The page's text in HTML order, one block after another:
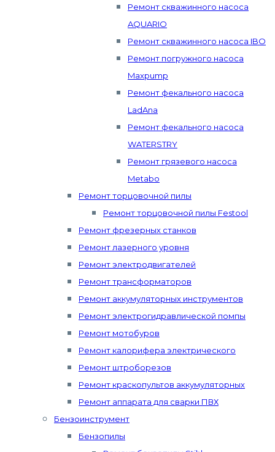
Ремонт скважинного насоса
AQUARIO
Ремонт скважинного насоса IBO
Ремонт погружного насоса
Maxpump
Ремонт фекального насоса
LadAna
Ремонт фекального насоса
WATERSTRY
Ремонт грязевого насоса
Metabo
Ремонт торцовочной пилы
Ремонт торцовочной пилы Festool
Ремонт фрезерных станков
Ремонт лазерного уровня
Ремонт электродвигателей
Ремонт трансформаторов
Ремонт аккумуляторных инструментов
Ремонт электрогидравлической помпы
Ремонт мотобуров
Ремонт калорифера электрического
Ремонт штроборезов
Ремонт краскопультов аккумуляторных
Ремонт аппарата для сварки ПВХ
Бензоинструмент
Бензопилы